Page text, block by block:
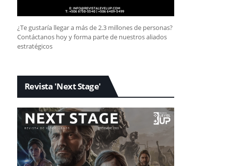
¿Te gustaría llegar a más de 2.3 millones de personas?
Contáctanos hoy y forma parte de nuestros aliados
estratégicos
Revista 'Next Stage'